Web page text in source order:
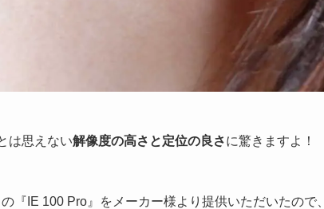
は思えない解像度の高さと定位の良さに驚きますよ！
『IE 100 Pro』をメーカー様より提供いただいたので、